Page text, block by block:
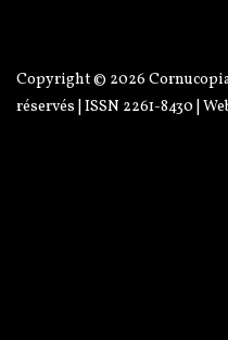
Copyright © 2026
réservés | ISSN 2261-8430 |